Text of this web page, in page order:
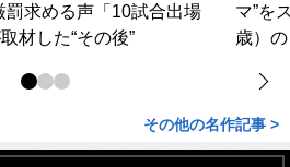
求める声「10試合出場
材した“その後”
マ”を
歳）
その他の名作記事 >